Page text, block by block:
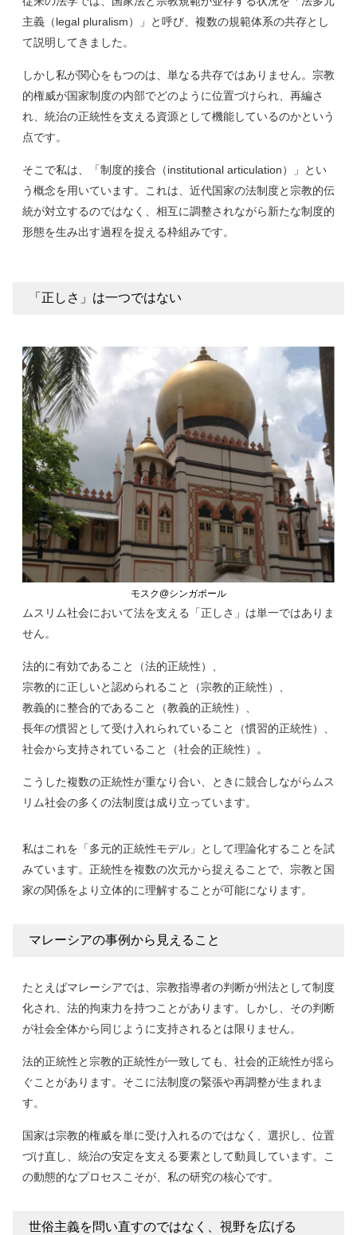
主義（legal pluralism）」と呼び、複数の規範体系の共存とし
て説明してきました。
しかし私が関心をもつのは、単なる共存ではありません。宗教
的権威が国家制度の内部でどのように位置づけられ、再編さ
れ、統治の正統性を支える資源として機能しているのかという
点です。
そこで私は、「制度的接合（institutional articulation）」とい
う概念を用いています。これは、近代国家の法制度と宗教的伝
統が対立するのではなく、相互に調整されながら新たな制度的
形態を生み出す過程を捉える枠組みです。
「正しさ」は一つではない
モスク@シンガポール
ムスリム社会において法を支える「正しさ」は単一ではありま
せん。
法的に有効であること（法的正統性）、
宗教的に正しいと認められること（宗教的正統性）、
教義的に整合的であること（教義的正統性）、
長年の慣習として受け入れられていること（慣習的正統性）、
社会から支持されていること（社会的正統性）。
こうした複数の正統性が重なり合い、ときに競合しながらムス
リム社会の多くの法制度は成り立っています。
私はこれを「多元的正統性モデル」として理論化することを試
みています。正統性を複数の次元から捉えることで、宗教と国
家の関係をより立体的に理解することが可能になります。
マレーシアの事例から見えること
たとえばマレーシアでは、宗教指導者の判断が州法として制度
化され、法的拘束力を持つことがあります。しかし、その判断
が社会全体から同じように支持されるとは限りません。
法的正統性と宗教的正統性が一致しても、社会的正統性が揺ら
ぐことがあります。そこに法制度の緊張や再調整が生まれま
す。
国家は宗教的権威を単に受け入れるのではなく、選択し、位置
づけ直し、統治の安定を支える要素として動員しています。こ
の動態的なプロセスこそが、私の研究の核心です。
世俗主義を問い直すのではなく、視野を広げる